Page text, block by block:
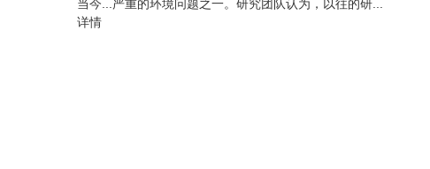
当今...严重的环境问题之一。研究团队认为，以往的研...
详情